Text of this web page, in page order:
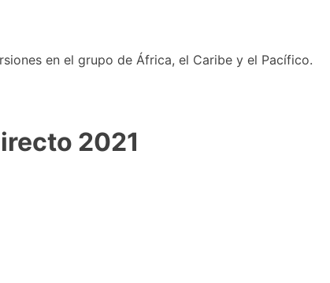
en el grupo de África, el Caribe y el Pacífico.
2021